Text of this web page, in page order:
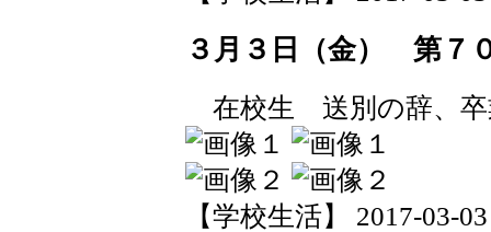
３月３日（金） 第７
在校生 送別の辞、
【学校生活】 2017-03-